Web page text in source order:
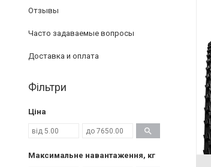
Отзывы
Часто задаваемые вопросы
Доставка и оплата
Фільтри
Ціна
Максимальне навантаження, кг